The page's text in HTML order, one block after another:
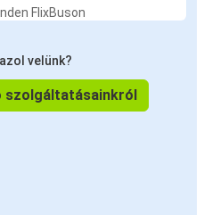
FlixBuson
velünk?
szolgáltatásainkról